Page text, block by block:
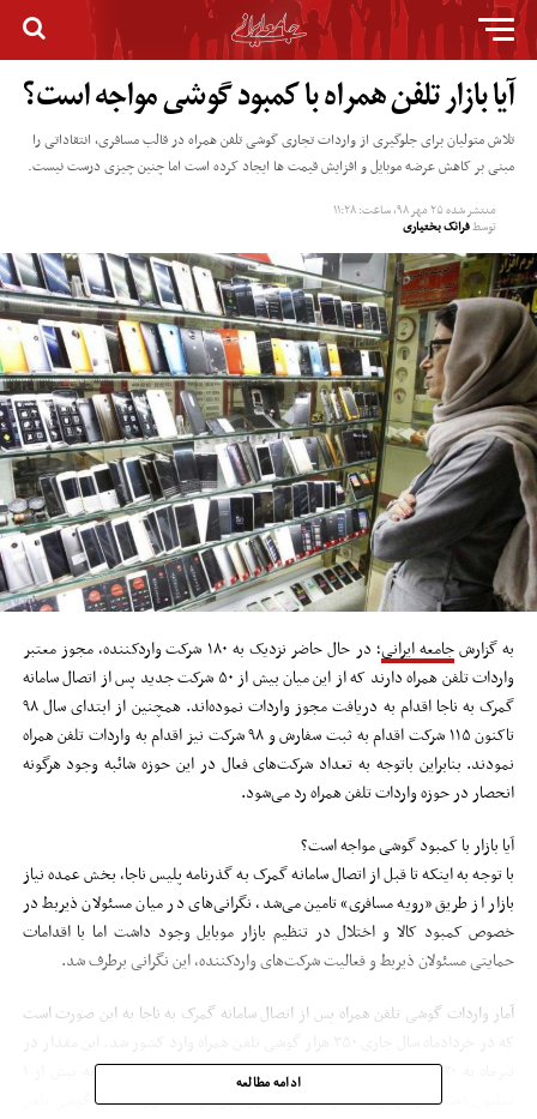
آیا بازار تلفن همراه با کمبود گوشی مواجه است؟
تلاش متولیان برای جلوگیری از واردات تجاری گوشی تلفن همراه در قالب مسافری، انتقاداتی را
مبنی بر کاهش عرضه موبایل و افزایش قیمت ها ایجاد کرده است اما چنین چیزی درست نیست.
منتشر شده۲۵ مهر ۹۸, ساعت: ۱۱:۲۸
توسطفرانک بختیاری
به گزارشجامعه ایرانی
؛ در حال حاضر نزدیک به ۱۸۰ شرکت واردکننده، مجوز معتبر
واردات تلفن همراه دارند که از این میان بیش از ۵۰ شرکت جدید پس از اتصال سامانه
گمرک به ناجا اقدام به دریافت مجوز واردات نموده‌اند. همچنین از ابتدای سال ۹۸
تاکنون ۱۱۵ شرکت اقدام به ثبت سفارش و ۹۸ شرکت نیز اقدام به واردات تلفن همراه
نمودند. بنابراین باتوجه به تعداد شرکت‌های فعال در این حوزه شائبه وجود هرگونه
انحصار در حوزه واردات تلفن همراه رد می‌شود.
آیا بازار با کمبود گوشی مواجه است؟
با توجه به اینکه تا قبل از اتصال سامانه گمرک به گذرنامه پلیس ناجا، بخش عمده نیاز
بازار از طریق «رویه مسافری» تامین می‌شد، نگرانی‌های در میان مسئولان ذیربط در
خصوص کمبود کالا و اختلال در تنظیم بازار موبایل وجود داشت اما با اقدامات
حمایتی مسئولان ذیربط و فعالیت شرکت‌های واردکننده، این نگرانی برطرف شد.
آمار واردات گوشی تلفن همراه پس از اتصال سامانه گمرک به ناجا به این صورت است
میلیون دستگاه و در نهایت صرفا در نیمه اول مهر نیز ۷۶۰ هزار دستگاه گوشی تلفن
ادامه مطالعه